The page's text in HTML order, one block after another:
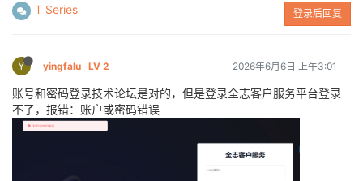
T Series 登录后回复
Y yingfalu LV 2 2026年6月6日 上午3:01
账号和密码登录技术论坛是对的，但是登录全志客户服务平台登录
不了，报错：账户或密码错误